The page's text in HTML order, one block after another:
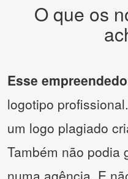
O que os
Esse
logotipo
um logo plagiado
Também não podia